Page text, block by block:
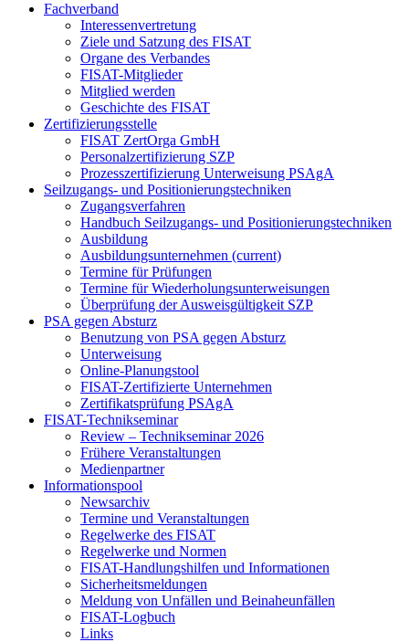
Fachverband
Interessenvertretung
Ziele und Satzung des FISAT
Organe des Verbandes
FISAT-Mitglieder
Mitglied werden
Geschichte des FISAT
Zertifizierungsstelle
FISAT ZertOrga GmbH
Personalzertifizierung SZP
Prozesszertifizierung Unterweisung PSAgA
Seilzugangs- und Positionierungstechniken
Zugangsverfahren
Handbuch Seilzugangs- und Positionierungstechniken
Ausbildung
Ausbildungsunternehmen (current)
Termine für Prüfungen
Termine für Wiederholungsunterweisungen
Überprüfung der Ausweisgültigkeit SZP
PSA gegen Absturz
Benutzung von PSA gegen Absturz
Unterweisung
Online-Planungstool
FISAT-Zertifizierte Unternehmen
Zertifikatsprüfung PSAgA
FISAT-Technikseminar
Review – Technikseminar 2026
Frühere Veranstaltungen
Medienpartner
Informationspool
Newsarchiv
Termine und Veranstaltungen
Regelwerke des FISAT
Regelwerke und Normen
FISAT-Handlungshilfen und Informationen
Sicherheitsmeldungen
Meldung von Unfällen und Beinaheunfällen
FISAT-Logbuch
Links